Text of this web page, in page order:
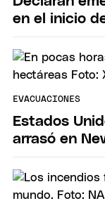
en el inicio
EVACUACIONES
Estados
arrasó en